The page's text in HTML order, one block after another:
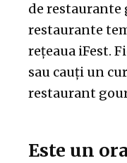
de restaurante
restaurante
rețeaua iFest.
sau cauți un
restaurant
Este un